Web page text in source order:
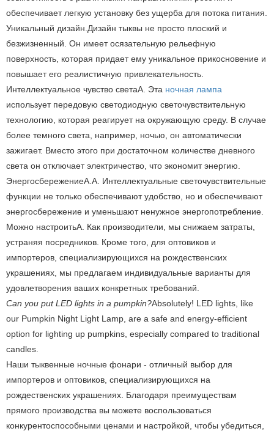
обеспечивает легкую установку без ущерба для потока питания.
Уникальный дизайн. Дизайн тыквы не просто плоский и
безжизненный. Он имеет осязательную рельефную
поверхность, которая придает ему уникальное прикосновение и
повышает его реалистичную привлекательность.
Интеллектуальное чувство светаА. Эта ночная лампа
использует передовую светодиодную светочувствительную
технологию, которая реагирует на окружающую среду. В случае
более темного света, например, ночью, он автоматически
зажигает. Вместо этого при достаточном количестве дневного
света он отключает электричество, что экономит энергию.
ЭнергосбережениеА.А. Интеллектуальные светочувствительные
функции не только обеспечивают удобство, но и обеспечивают
энергосбережение и уменьшают ненужное энергопотребление.
Можно настроитьА. Как производители, мы снижаем затраты,
устраняя посредников. Кроме того, для оптовиков и
импортеров, специализирующихся на рождественских
украшениях, мы предлагаем индивидуальные варианты для
удовлетворения ваших конкретных требований.
Can you put LED lights in a pumpkin?Absolutely! LED lights, like
our Pumpkin Night Light Lamp, are a safe and energy-efficient
option for lighting up pumpkins, especially compared to traditional
candles.
Наши тыквенные ночные фонари - отличный выбор для
импортеров и оптовиков, специализирующихся на
рождественских украшениях. Благодаря преимуществам
прямого производства вы можете воспользоваться
конкурентоспособными ценами и настройкой, чтобы убедиться,